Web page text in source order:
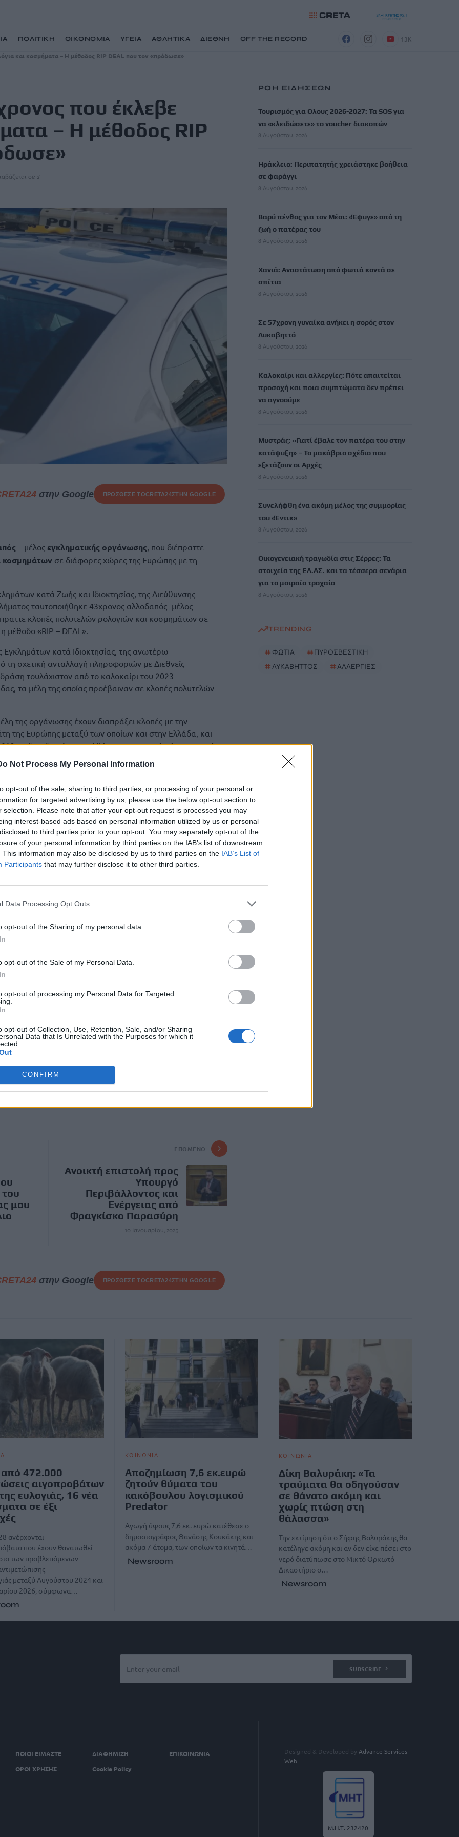
Not Process My Personal Information
opt-out of the sale, sharing to third parties, or processing of your personal or
for targeted advertising by us, please use the below opt-out section to
selection. Please note that after your opt-out request is processed you may
interest-based ads based on personal information utilized by us or personal
to third parties prior to your opt-out. You may separately opt-out of the
of your personal information by third parties on the IAB’s list of downstream
This information may also be disclosed by us to third parties on the IAB’s List of
Participants that may further disclose it to other third parties.
Data Processing Opt Outs
opt-out of the Sharing of my personal data.
opt-out of the Sale of my Personal Data.
opt-out of processing my Personal Data for Targeted
opt-out of Collection, Use, Retention, Sale, and/or Sharing
Data that Is Unrelated with the Purposes for which it
CONFIRM
ΠΟΛΙΤΙΚΗ ΟΙΚΟΝΟΜΙΑ ΥΓΕΙΑ ΑΘΛΗΤΙΚΑ ΔΙΕΘΝΗ OFF THE RECORD 13K
και κοσμήματα – Η μέθοδος RIP DEAL που τον «πρόδωσε»
που έκλεβε
– Η μέθοδος RIP
σε 2'
στην Google ΠΡΟΣΘΕΣΕ ΤΟCRETA24ΣΤΗΝ GOOGLE
– μέλος εγκληματικής οργάνωσης, που διέπραττε
κοσμημάτων σε διάφορες χώρες της Ευρώπης με τη
κατά Ζωής και Ιδιοκτησίας, της Διεύθυνσης
ταυτοποιήθηκε 43χρονος αλλοδαπός- μέλος
κλοπές πολυτελών ρολογιών και κοσμημάτων σε
μέθοδο «RIP – DEAL».
κατά Ιδιοκτησίας, της ανωτέρω
τη σχετική ανταλλαγή πληροφοριών με Διεθνείς
τουλάχιστον από το καλοκαίρι του 2023
τα μέλη της οποίας προέβαιναν σε κλοπές πολυτελών
της οργάνωσης έχουν διαπράξει κλοπές με την
της Ευρώπης μεταξύ των οποίων και στην Ελλάδα, και
σε ξενοδοχείο στην Αθήνα, με τη συνολική χρηματική
να ανέρχεται στις 243.400 ευρώ.
μεταξύ άλλων, ο ανωτέρω 43χρονος, καθώς φέρεται να
κλοπής, η οποία πραγματοποιήθηκε με τη μέθοδο “RIP
διακριβώθηκαν ύστερα από κατάλληλη αξιοποίηση
με την Europol και την Interpol.
οργάνωσης προέκυψε ότι τα μέλη της αρχικά εντόπιζαν
τα οποία τους ενδιέφεραν και στη συνέχεια,
να κερδίσουν την εμπιστοσύνη τους. Μάλιστα, για να
θύματά τους, δεν εμφανίζονταν ως απλοί
με υψηλό κοινωνικό και επαγγελματικό «status».
με σκοπό να ελέγξουν τα προς πώληση
της εκάστοτε πόλης που επιλεγόταν. Εκεί, κατά τη
αντικειμένων ο «εκτιμητής – αγοραστής» έπειθε με
του παραδώσει τα αντικείμενα για να τα συσκευάσει
προσωρινά στο χρηματοκιβώτιο του
με τα αντικείμενα, ο «εκτιμητής» δεν παρέδιδε
αλλά διαφορετικά – ψεύτικα σε συσκευασίες, οι
να μην μπορεί να αντιληφθεί ότι πρόκειται για
ότι μετακινούνταν αεροπορικώς ή οδικώς,
οχήματα.
στην αρμόδια εισαγγελική Αρχή.
μου
ΕΠΌΜΕΝΟ
Ανοικτή επιστολή προς
Υπουργό
Περιβάλλοντος και
Ενέργειας από
Φραγκίσκο Παρασύρη
10 Ιανουαρίου, 2025
στην Google ΠΡΟΣΘΕΣΕ ΤΟCRETA24ΣΤΗΝ GOOGLE
ΡΟΗ ΕΙΔΗΣΕΩΝ
Τουρισμός για Ολους 2026-2027: Τα SOS για
να «κλειδώσετε» το voucher διακοπών
8 Αυγούστου, 2026
Ηράκλειο: Περιπατητής χρειάστηκε βοήθεια
σε φαράγγι
8 Αυγούστου, 2026
Βαρύ πένθος για τον Μέσι: «Έφυγε» από τη
ζωή ο πατέρας του
8 Αυγούστου, 2026
Χανιά: Αναστάτωση από φωτιά κοντά σε
σπίτια
8 Αυγούστου, 2026
Σε 57χρονη γυναίκα ανήκει η σορός στον
Λυκαβηττό
8 Αυγούστου, 2026
Καλοκαίρι και αλλεργίες: Πότε απαιτείται
προσοχή και ποια συμπτώματα δεν πρέπει
να αγνοούμε
8 Αυγούστου, 2026
Μυστράς: «Γιατί έβαλε τον πατέρα του στην
κατάψυξη» – Το μακάβριο σχέδιο που
εξετάζουν οι Αρχές
8 Αυγούστου, 2026
Συνελήφθη ένα ακόμη μέλος της συμμορίας
του «Έντικ»
8 Αυγούστου, 2026
Οικογενειακή τραγωδία στις Σέρρες: Τα
στοιχεία της ΕΛ.ΑΣ. και τα τέσσερα σενάρια
για το μοιραίο τροχαίο
8 Αυγούστου, 2026
TRENDING
# ΦΩΤΙΑ #ΠΥΡΟΣΒΕΣΤΙΚΗ
#ΛΥΚΑΒΗΤΤΟΣ #ΑΛΛΕΡΓΙΕΣ
472.000
αιγοπροβάτων
ευλογιάς, 16 νέα
σε έξι
ανέρχονται
που έχουν θανατωθεί
των προβλεπόμενων
μεταξύ Αυγούστου 2024 και
2026, σύμφωνα…
ΚΟΙΝΩΝΙΑ
Αποζημίωση 7,6 εκ.ευρώ
ζητούν θύματα του
κακόβουλου λογισμικού
Predator
Αγωγή ύψους 7,6 εκ. ευρώ κατέθεσε ο
δημοσιογράφος Θανάσης Κουκάκης και
ακόμα 7 άτομα, των οποίων τα κινητά…
Newsroom
ΚΟΙΝΩΝΙΑ
Δίκη Βαλυράκη: «Τα
τραύματα θα οδηγούσαν
σε θάνατο ακόμη και
χωρίς πτώση στη
θάλασσα»
Την εκτίμηση ότι ο Σήφης Βαλυράκης θα
κατέληγε ακόμη και αν δεν είχε πέσει στο
νερό διατύπωσε στο Μικτό Ορκωτό
Δικαστήριο ο…
Newsroom
SUBSCRIBE
ΠΟΙΟΙ ΕΙΜΑΣΤΕ ΔΙΑΦΗΜΙΣΗ
ΕΠΙΚΟΙΝΩΝΙΑ
ΟΡΟΙ ΧΡΗΣΗΣ
Cookie Policy
Designed & Developed by Advance Services
Web
Μ.Η.Τ. 232420